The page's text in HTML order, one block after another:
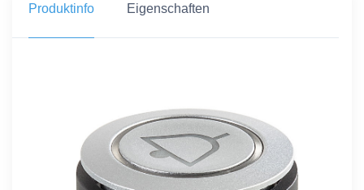
Produktinfo Eigenschaften